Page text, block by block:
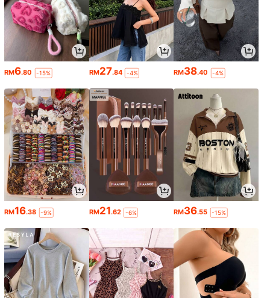
RM6.80 -15% RM27.84 -4% RM38.40 -4%
RM16.38 -9% RM21.62 -6% RM36.55 -15%